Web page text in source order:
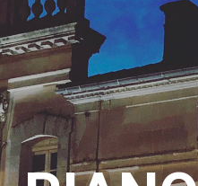
LES PIANOS
LES SERVICES
ÉVÈNEMENTS
VENTES
CONTACT